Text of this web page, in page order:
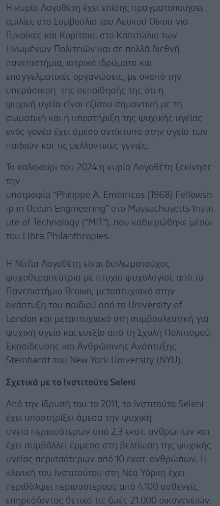
Η κυρία Λογοθέτη έχει επίσης πραγματοποιήσει
ομιλίες στο Συμβούλιο του Λευκού Οίκου για
Γυναίκες και Κορίτσια, στο Καπιτώλιο των
Ηνωμένων Πολιτειών και σε πολλά διεθνή
πανεπιστήμια, ιατρικά ιδρύματα και
επαγγελματικές οργανώσεις, με σκοπό την
υπεράσπιση της πεποίθησής της ότι η
ψυχική υγεία είναι εξίσου σημαντική με τη
σωματική και η υποστήριξη της ψυχικής υγείας
ενός γονέα έχει άμεσο αντίκτυπο στην υγεία των
παιδιών και τις μελλοντικές γενιές.
Το καλοκαίρι του 2024 η κυρία Λογοθέτη ξεκίνησε
την
υποτροφία “Philippe A. Embiricos (1968) Fellowsh
ip in Ocean Engineering” στο Massachusetts Instit
ute of Technology (“MIT”), που καθιερώθηκε μέσω
του Libra Philanthropies.
Η Νίτζια Λογοθέτη είναι διπλωματούχος
ψυχοθεραπεύτρια με πτυχίο ψυχολογίας από το
Πανεπιστήμιο Brown, μεταπτυχιακό στην
ανάπτυξη του παιδιού από το University of
London και μεταπτυχιακό στη συμβουλευτική για
ψυχική υγεία και ευεξία από τη Σχολή Πολιτισμού,
Εκπαίδευσης και Ανθρώπινης Ανάπτυξης
Steinhardt του New York University (NYU).
Σχετικά με το Ινστιτούτο Seleni
Από την ίδρυσή του το 2011, το Ινστιτούτο Seleni
έχει υποστηρίξει άμεσα την ψυχική
υγεία περισσότερων από 2,3 εκατ. ανθρώπων και
έχει συμβάλλει έμμεσα στη βελτίωση της ψυχικής
υγείας περισσότερων από 10 εκατ. ανθρώπων. Η
κλινική του Ινστιτούτου στη Νέα Υόρκη έχει
περιθάλψει περισσότερους από 4.100 ασθενείς,
επηρεάζοντας θετικά τις ζωές 21.000 οικογενειών.